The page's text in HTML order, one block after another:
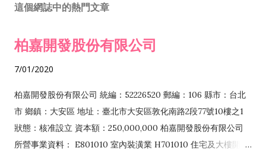
這個網誌中的熱門文章
柏嘉開發股份有限公司
7/01/2020
柏嘉開發股份有限公司 統編：52226520 郵編：106 縣市：台北
市 鄉鎮：大安區 地址：臺北市大安區敦化南路2段77號10樓之1
狀態：核准設立 資本額：250,000,000 柏嘉開發股份有限公司
所營事業資料： E801010 室內裝潢業 H701010 住宅及大樓開發